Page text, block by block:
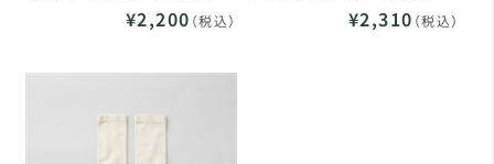
¥2,200 （税込） ¥2,310 （税込）